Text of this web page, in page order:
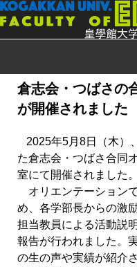
倉志会・つばさの
が開催されました
2025年5月8日（木）
た倉志会・つばさ合同
室にて開催されました。
オリエンテーション
め、各学部長からの激
担当教員による活動説
報告が行われました。
の生の声や実績が紹介